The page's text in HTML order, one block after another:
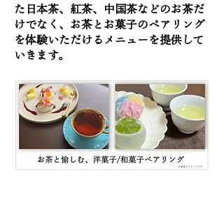
た日本茶、紅茶、中国茶などのお茶だ
けでなく、お茶とお菓子のペアリング
を体験いただけるメニューを提供して
いきます。